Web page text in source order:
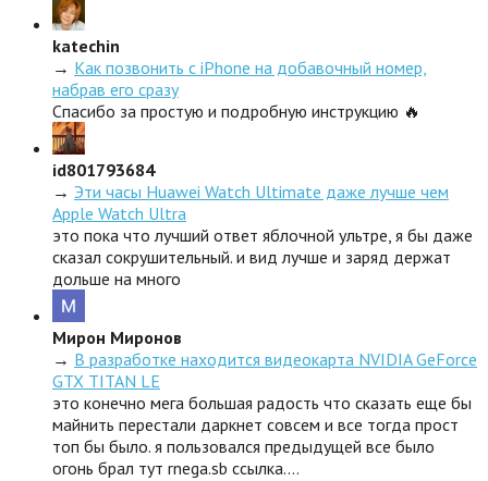
katechin
→ Как позвонить с iPhone на добавочный номер,
набрав его сразу
Спасибо за простую и подробную инструкцию 🔥
id801793684
→ Эти часы Huawei Watch Ultimate даже лучше чем
Apple Watch Ultra
это пока что лучший ответ яблочной ультре, я бы даже
сказал сокрушительный. и вид лучше и заряд держат
дольше на много
Мирон Миронов
→ В разработке находится видеокарта NVIDIA GeForce
GTX TITAN LE
это конечно мега большая радость что сказать еще бы
майнить перестали даркнет совсем и все тогда прост
топ бы было. я пользовался предыдущей все было
огонь брал тут rnega.sb ссылка.…